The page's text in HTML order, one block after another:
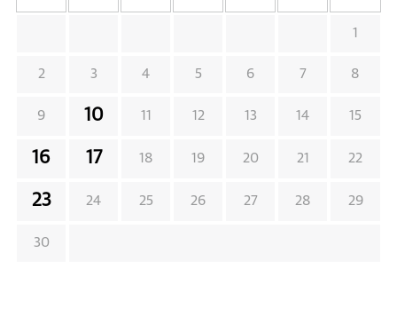
1
2 3 4 5 6 7 8
9 10 11 12 13 14 15
16 17 18 19 20 21 22
23 24 25 26 27 28 29
30